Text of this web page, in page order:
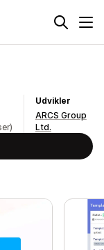
Udvikler
ARCS Group
Ltd.